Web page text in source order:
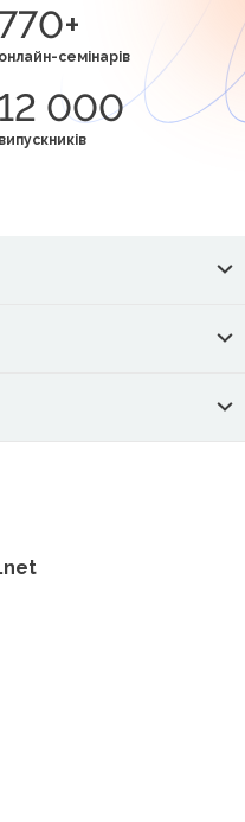
770+
онлайн-семінарів
12 000
випускників